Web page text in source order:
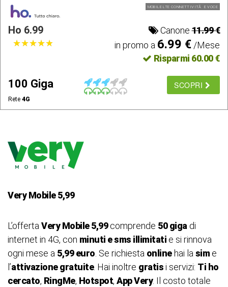
MOBILE LTE CONNETTIVITÃ E VOCE
Ho 6.99 Canone11.99 €
★★★★★
★★★★★ in promo a 6.99 €/Mese
Risparmi 60.00 €
100 Giga
Rete 4G
SCOPRI
Very Mobile 5,99
L’offertaVery Mobile 5,99comprende 50 gigadi
internet in 4G, con minuti e sms illimitati e si rinnova
ogni mese a 5,99 euro. Se richiesta onlinehai lasim e
l’attivazione gratuite. Hai inoltre gratisi servizi: Ti ho
cercato, RingMe, Hotspot, App Very. Il costo totale